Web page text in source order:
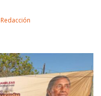
Redacción